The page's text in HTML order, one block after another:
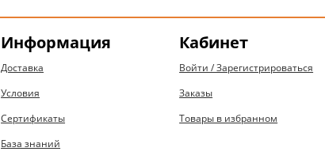
Информация
Доставка
Условия
Сертификаты
База знаний
Кабинет
Войти / Зарегистрироваться
Заказы
Товары в избранном